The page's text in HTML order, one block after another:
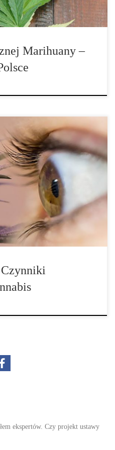
Marihuany –
ona do nieodwracalnych
ekspertów. Czy projekt ustawy